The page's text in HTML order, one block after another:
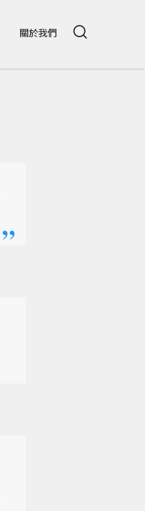
關於我們